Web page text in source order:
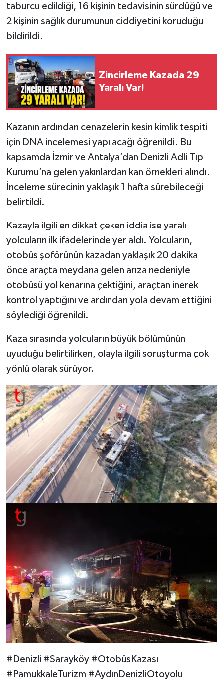
taburcu edildiği, 16 kişinin tedavisinin sürdüğü ve
2 kişinin sağlık durumunun ciddiyetini koruduğu
bildirildi.
Zincirleme Kazada 29
Yaralı Var!
Kazanın ardından cenazelerin kesin kimlik tespiti
için DNA incelemesi yapılacağı öğrenildi. Bu
kapsamda İzmir ve Antalya’dan Denizli Adli Tıp
Kurumu’na gelen yakınlardan kan örnekleri alındı.
İnceleme sürecinin yaklaşık 1 hafta sürebileceği
belirtildi.
Kazayla ilgili en dikkat çeken iddia ise yaralı
yolcuların ilk ifadelerinde yer aldı. Yolcuların,
otobüs şoförünün kazadan yaklaşık 20 dakika
önce araçta meydana gelen arıza nedeniyle
otobüsü yol kenarına çektiğini, araçtan inerek
kontrol yaptığını ve ardından yola devam ettiğini
söylediği öğrenildi.
Kaza sırasında yolcuların büyük bölümünün
uyuduğu belirtilirken, olayla ilgili soruşturma çok
yönlü olarak sürüyor.
#Denizli #Sarayköy #OtobüsKazası
#PamukkaleTurizm #AydınDenizliOtoyolu